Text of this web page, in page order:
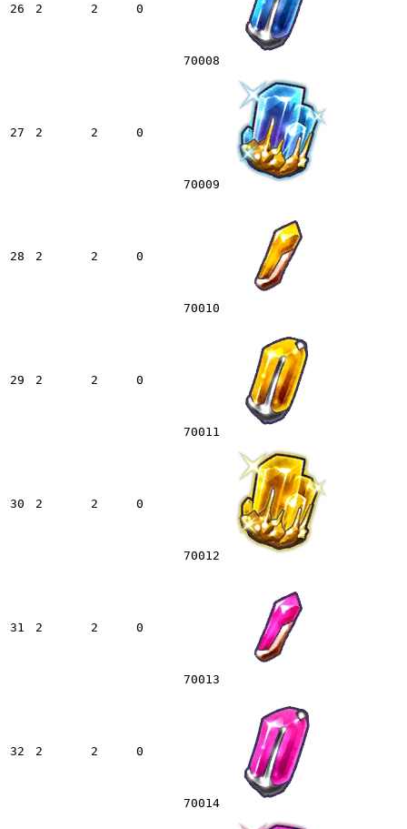
26 2 2 0
70008
27 2 2 0
70009
28 2 2 0
70010
29 2 2 0
70011
30 2 2 0
70012
31 2 2 0
70013
32 2 2 0
70014